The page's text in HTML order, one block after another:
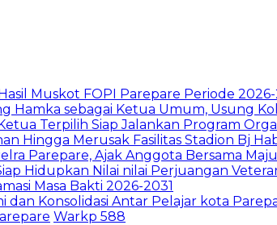
Muskot FOPI Parepare Periode
Hamka sebagai Ketua Umum, Usung
Terpilih Siap Jalankan Program
Hingga Merusak Fasilitas Stadion Bj
Parepare, Ajak Anggota Bersama
Hidupkan Nilai nilai Perjuangan
Masa Bakti 2026-2031
dan Konsolidasi Antar Pelajar kota
Warkp 588